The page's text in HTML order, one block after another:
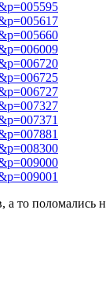
а то поломались